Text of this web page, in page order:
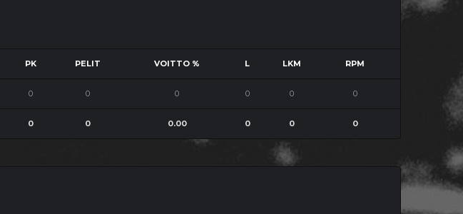
PK PELIT VOITTO % L LKM RPM
0 0 0 0 0 0
0 0 0.00 0 0 0